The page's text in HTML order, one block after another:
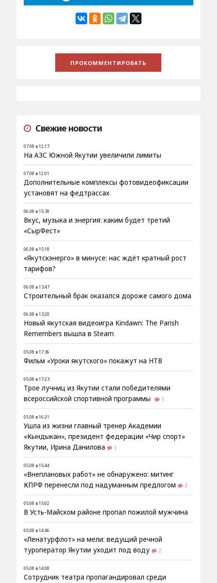
Свежие новости
07.08 в 12:17
На АЗС Южной Якутии увеличили лимиты
07.08 в 12:01
Дополнительные комплексы фотовидеофиксации
установят на федтрассах
06.08 в 15:39
Вкус, музыка и энергия: каким будет третий
«СырФест»
06.08 в 15:18
«Якутскэнерго» в минусе: нас ждёт кратный рост
тарифов?
06.08 в 13:47
Строительный брак оказался дороже самого дома
06.08 в 13:20
Новый якутская видеоигра Kindawn: The Parish
Remembers вышла в Steam
05.08 в 17:36
Фильм «Уроки якутского» покажут на НТВ
05.08 в 17:23
Трое лучниц из Якутии стали победителями
всероссийской спортивной программы
1
05.08 в 16:21
Ушла из жизни главный тренер Академии
«Кындыкан», президент федерации «Чир спорт»
Якутии, Ирина Данилова
1
05.08 в 15:44
«Внеплановых работ» не обнаружено: митинг
КПРФ перенесли под надуманным предлогом
3
05.08 в 15:02
В Усть-Майском районе пропал пожилой мужчина
05.08 в 14:46
«Ленатурфлот» на мели: ведущий речной
туроператор Якутии уходит под воду
2
05.08 в 14:08
Сотрудник театра пропагандировал среди